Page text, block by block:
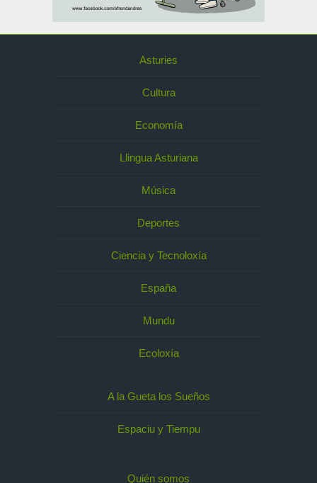
Asturies
Cultura
Economía
Llingua Asturiana
Música
Deportes
Ciencia y Tecnoloxía
España
Mundu
Ecoloxía
A la Gueta los Sueños
Espaciu y Tiempu
Quién somos